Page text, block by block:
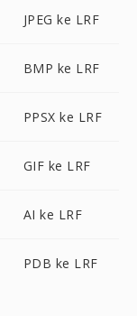
JPEG ke LRF
BMP ke LRF
PPSX ke LRF
GIF ke LRF
AI ke LRF
PDB ke LRF